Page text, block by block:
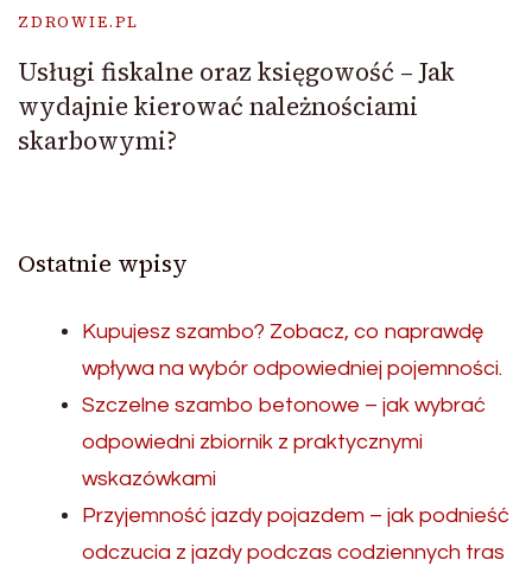
ZDROWIE.PL
Usługi fiskalne oraz księgowość – Jak
wydajnie kierować należnościami
skarbowymi?
Ostatnie wpisy
Kupujesz szambo? Zobacz, co naprawdę
wpływa na wybór odpowiedniej pojemności.
Szczelne szambo betonowe – jak wybrać
odpowiedni zbiornik z praktycznymi
wskazówkami
Przyjemność jazdy pojazdem – jak podnieść
odczucia z jazdy podczas codziennych tras